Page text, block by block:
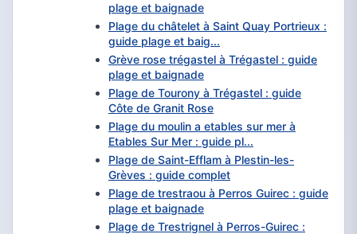
plage et baignade
Plage du châtelet à Saint Quay Portrieux :
guide plage et baig...
Grève rose trégastel à Trégastel : guide
plage et baignade
Plage de Tourony à Trégastel : guide
Côte de Granit Rose
Plage du moulin a etables sur mer à
Etables Sur Mer : guide pl...
Plage de Saint-Efflam à Plestin-les-
Grèves : guide complet
Plage de trestraou à Perros Guirec : guide
plage et baignade
Plage de Trestrignel à Perros-Guirec :